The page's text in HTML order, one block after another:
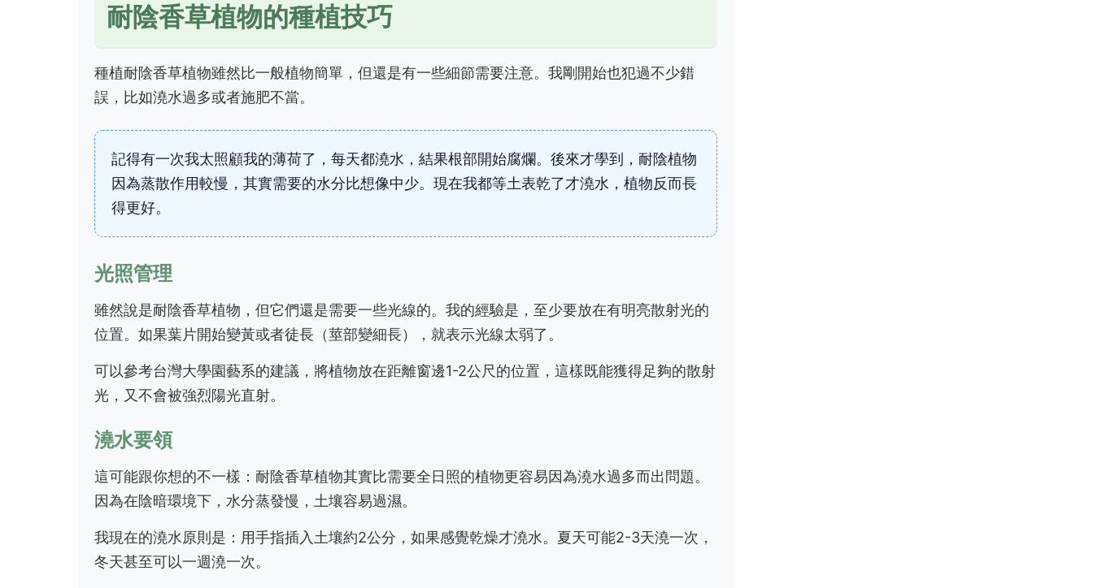
耐陰香草植物的種植技巧
種植耐陰香草植物雖然比一般植物簡單，但還是有一些細節需要注意。我剛開始也犯過不少錯
誤，比如澆水過多或者施肥不當。
記得有一次我太照顧我的薄荷了，每天都澆水，結果根部開始腐爛。後來才學到，耐陰植物
因為蒸散作用較慢，其實需要的水分比想像中少。現在我都等土表乾了才澆水，植物反而長
得更好。
光照管理
雖然說是耐陰香草植物，但它們還是需要一些光線的。我的經驗是，至少要放在有明亮散射光的
位置。如果葉片開始變黃或者徒長（莖部變細長），就表示光線太弱了。
可以參考台灣大學園藝系的建議，將植物放在距離窗邊1-2公尺的位置，這樣既能獲得足夠的散射
光，又不會被強烈陽光直射。
澆水要領
這可能跟你想的不一樣：耐陰香草植物其實比需要全日照的植物更容易因為澆水過多而出問題。
因為在陰暗環境下，水分蒸發慢，土壤容易過濕。
我現在的澆水原則是：用手指插入土壤約2公分，如果感覺乾燥才澆水。夏天可能2-3天澆一次，
冬天甚至可以一週澆一次。